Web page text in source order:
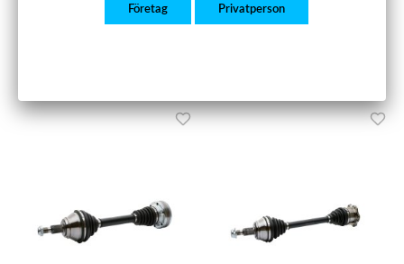
Scirocco, TouranFöretag Privatperson